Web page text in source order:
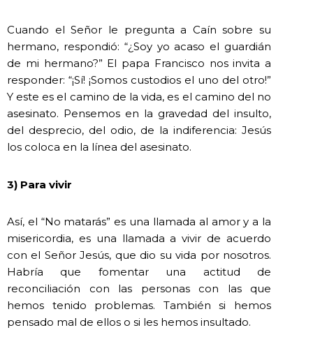
Cuando el Señor le pregunta a Caín sobre su
hermano, respondió: “¿Soy yo acaso el guardián
de mi hermano?” El papa Francisco nos invita a
responder: “¡Sí! ¡Somos custodios el uno del otro!”
Y este es el camino de la vida, es el camino del no
asesinato. Pensemos en la gravedad del insulto,
del desprecio, del odio, de la indiferencia: Jesús
los coloca en la línea del asesinato.
3) Para vivir
Así, el “No matarás” es una llamada al amor y a la
misericordia, es una llamada a vivir de acuerdo
con el Señor Jesús, que dio su vida por nosotros.
Habría que fomentar una actitud de
reconciliación con las personas con las que
hemos tenido problemas. También si hemos
pensado mal de ellos o si les hemos insultado.